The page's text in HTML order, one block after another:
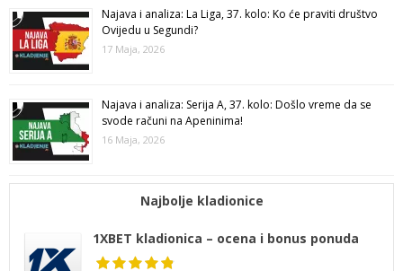
Najava i analiza: La Liga, 37. kolo: Ko će praviti društvo
Ovijedu u Segundi?
17 Maja, 2026
Najava i analiza: Serija A, 37. kolo: Došlo vreme da se
svode računi na Apeninima!
16 Maja, 2026
Najbolje kladionice
1XBET kladionica – ocena i bonus ponuda